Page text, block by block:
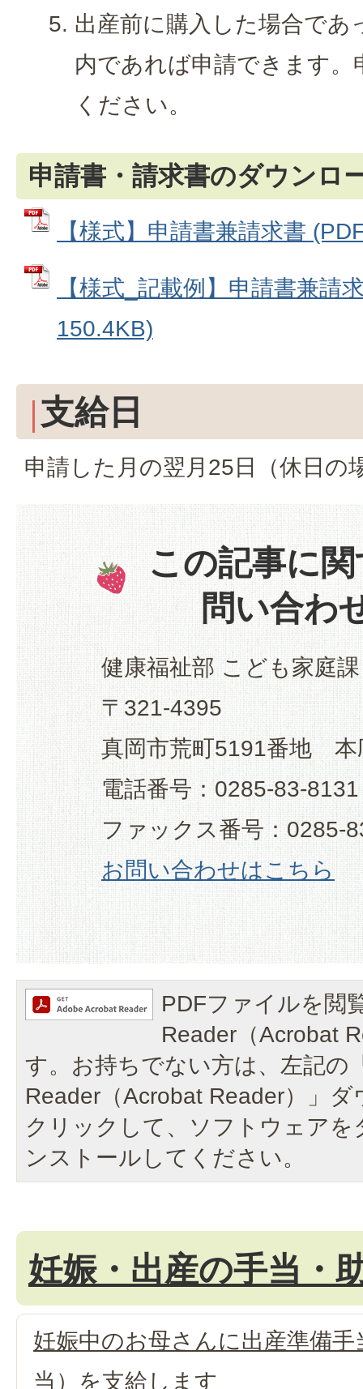
出産前に購入した場合であ
内であれば申請できます。
ください。
申請書・請求書のダウンロ
【様式】申請書兼請求書
【様式_記載例】申請書兼請
150.4KB)
支給日
申請した月の翌月25日（休日の
この記事に
問い合わ
健康福祉部 こども家庭
〒321-4395
真岡市荒町5191番地 本
電話番号：0285-83-8131
ファックス番号：0285-
お問い合わせはこちら
PDFファイルを閲
Reader（Acrobat
す。お持ちでない方は、左記の
Reader（Acrobat Reader）」
クリックして、ソフトウェア
ンストールしてください。
妊娠・出産の手当・
妊娠中のお母さんに出産準備
当）を支給します